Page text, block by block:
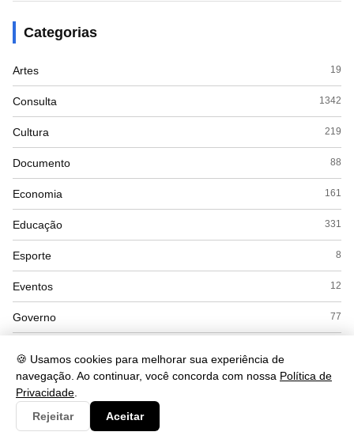
🍪 Usamos cookies para melhorar sua experiência de
navegação. Ao continuar, você concorda com nossa Política de
Privacidade
Rejeitar
Aceitar
Categorias
Artes 19
Consulta 1342
Cultura 219
Documento 88
Economia 161
Educação 331
Esporte 8
Eventos 12
Governo 77
Tecnologia 256